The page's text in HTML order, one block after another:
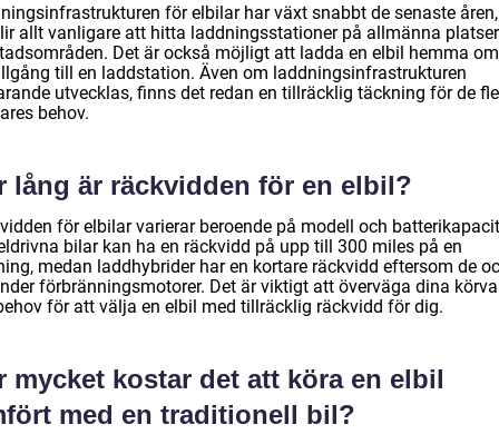
för elbilar har växt snabbt de senaste
allt vanligare att hitta laddningsstationer på allmänna
Det är också möjligt att ladda en elbil hemma
till en laddstation. Även om laddningsinfrastrukturen
utvecklas, finns det redan en tillräcklig täckning för de
behov.
lång är räckvidden för en elbil?
för elbilar varierar beroende på modell och
bilar kan ha en räckvidd på upp till 300 miles på en
medan laddhybrider har en kortare räckvidd eftersom de
förbränningsmotorer. Det är viktigt att överväga dina
för att välja en elbil med tillräcklig räckvidd för dig.
mycket kostar det att köra en elbil
med en traditionell bil?